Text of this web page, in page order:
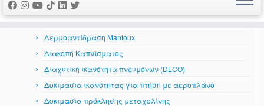
Βρογχοσκόπηση
Δερμοαντίδραση Mantoux
Διακοπή Καπνίσματος
Διαχυτική ικανότητα πνευμόνων (DLCO)
Δοκιμασία ικανότητας για πτήση με αεροπλάνο
Δοκιμασία πρόκλησης μεταχολίνης